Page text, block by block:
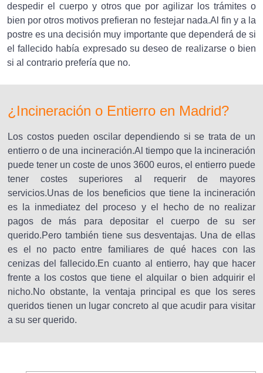
despedir el cuerpo y otros que por agilizar los trámites o
bien por otros motivos prefieran no festejar nada.Al fin y a la
postre es una decisión muy importante que dependerá de si
el fallecido había expresado su deseo de realizarse o bien
si al contrario prefería que no.
¿Incineración o Entierro en Madrid?
Los costos pueden oscilar dependiendo si se trata de un
entierro o de una incineración.Al tiempo que la incineración
puede tener un coste de unos 3600 euros, el entierro puede
tener costes superiores al requerir de mayores
servicios.Unas de los beneficios que tiene la incineración
es la inmediatez del proceso y el hecho de no realizar
pagos de más para depositar el cuerpo de su ser
querido.Pero también tiene sus desventajas. Una de ellas
es el no pacto entre familiares de qué haces con las
cenizas del fallecido.En cuanto al entierro, hay que hacer
frente a los costos que tiene el alquilar o bien adquirir el
nicho.No obstante, la ventaja principal es que los seres
queridos tienen un lugar concreto al que acudir para visitar
a su ser querido.